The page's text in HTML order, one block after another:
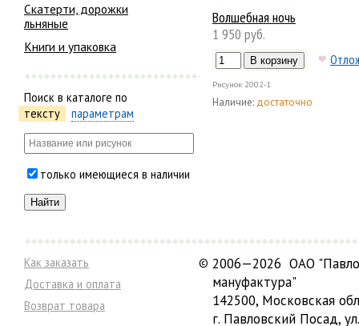
Скатерти, дорожки
льняные
Книги и упаковка
Поиск в каталоге по
тексту
параметрам
только имеющиеся в наличии
Волшебная ночь
1 950 руб.
Рисунок 2002-1
Наличие: достаточно
Как заказать
Доставка и оплата
Возврат товара
© 2006—2026 ОАО
мануфактура"
142500, Московская
г. Павловский Посад,